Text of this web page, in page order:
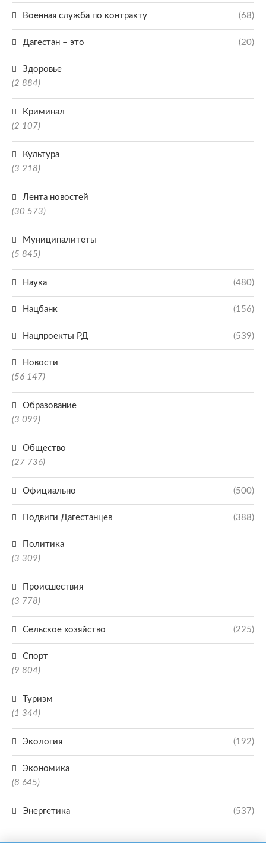
Военная служба по контракту (68)
Дагестан – это (20)
Здоровье
(2 884)
Криминал
(2 107)
Культура
(3 218)
Лента новостей
(30 573)
Муниципалитеты
(5 845)
Наука (480)
Нацбанк (156)
Нацпроекты РД (539)
Новости
(56 147)
Образование
(3 099)
Общество
(27 736)
Официально (500)
Подвиги Дагестанцев (388)
Политика
(3 309)
Происшествия
(3 778)
Сельское хозяйство (225)
Спорт
(9 804)
Туризм
(1 344)
Экология (192)
Экономика
(8 645)
Энергетика (537)